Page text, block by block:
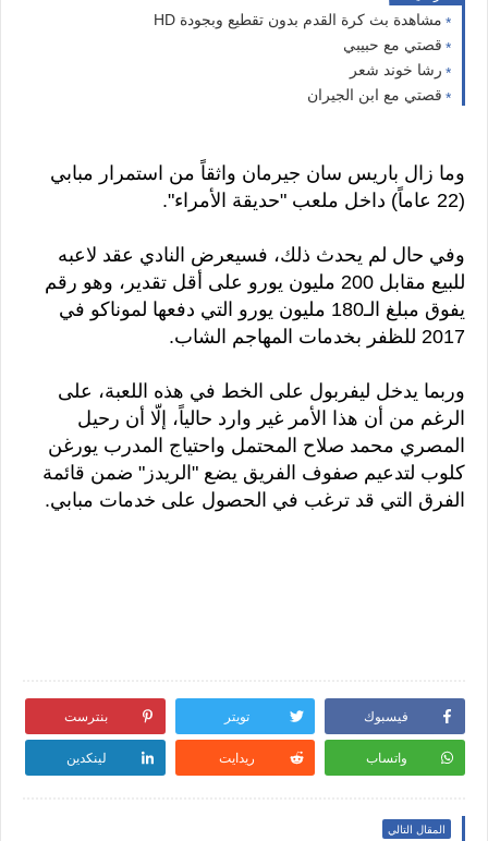
مشاهدة بث كرة القدم بدون تقطيع وبجودة HD
قصتي مع حبيبي
رشا خوند شعر
قصتي مع ابن الجيران
وما زال باريس سان جيرمان واثقاً من استمرار مبابي
(22 عاماً) داخل ملعب "حديقة الأمراء".
وفي حال لم يحدث ذلك، فسيعرض النادي عقد لاعبه
للبيع مقابل 200 مليون يورو على أقل تقدير، وهو رقم
يفوق مبلغ الـ180 مليون يورو التي دفعها لموناكو في
2017 للظفر بخدمات المهاجم الشاب.
وربما يدخل ليفربول على الخط في هذه اللعبة، على
الرغم من أن هذا الأمر غير وارد حالياً، إلّا أن رحيل
المصري محمد صلاح المحتمل واحتياج المدرب يورغن
كلوب لتدعيم صفوف الفريق يضع "الريدز" ضمن قائمة
الفرق التي قد ترغب في الحصول على خدمات مبابي.
فيسبوك تويتر بنترست
واتساب ريدايت لينكدين
المقال التالي